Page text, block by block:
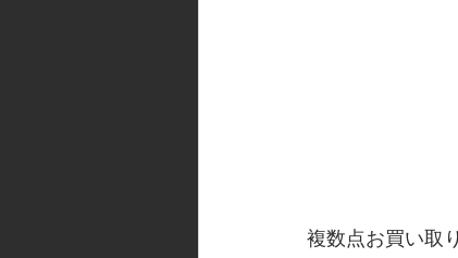
複数点お買い取